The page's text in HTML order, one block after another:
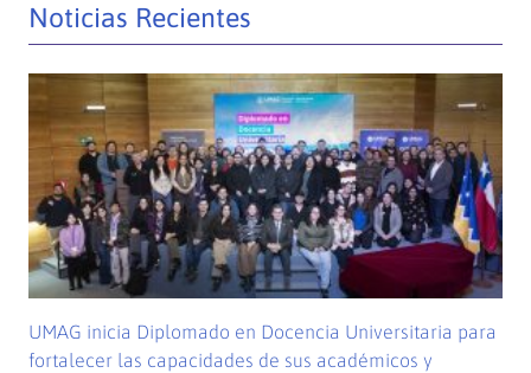
Noticias Recientes
UMAG inicia Diplomado en Docencia Universitaria para
fortalecer las capacidades de sus académicos y